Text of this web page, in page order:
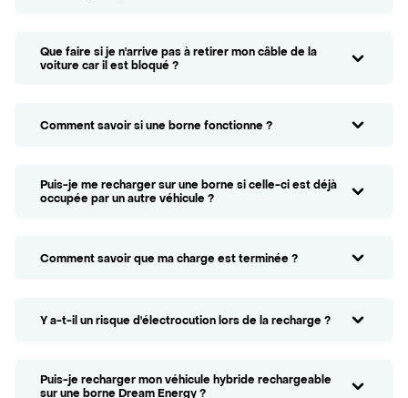
Que faire si je n'arrive pas à retirer mon câble de la
voiture car il est bloqué ?
Comment savoir si une borne fonctionne ?
Puis-je me recharger sur une borne si celle-ci est déjà
occupée par un autre véhicule ?
Comment savoir que ma charge est terminée ?
Y a-t-il un risque d'électrocution lors de la recharge ?
Puis-je recharger mon véhicule hybride rechargeable
sur une borne Dream Energy ?